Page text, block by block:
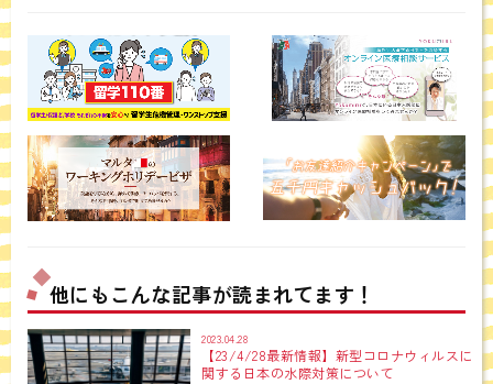
他にもこんな記事が読まれてます！
2023.04.28
【23/4/28最新情報】新型コロナウィルスに
関する日本の水際対策について